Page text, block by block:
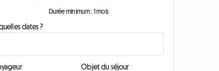
Durée minimum : 1 mois
dates ?
Objet du séjour